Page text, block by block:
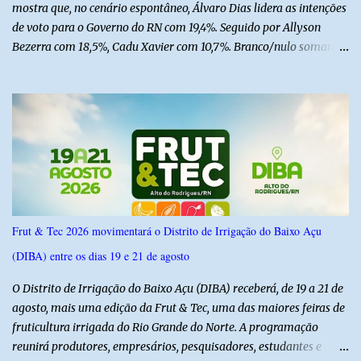
mostra que, no cenário espontâneo, Álvaro Dias lidera as intenções
de voto para o Governo do RN com 19,4%. Seguido por Allyson
Bezerra com 18,5%, Cadu Xavier com 10,7%. Branco/nulo somaram
do Norte entre os dias 18 e 22 de junho de 2026. O levantamento
possui margem de erro de 2,5 pontos percentuais e nível de
confiança de 95%. Registro no TSE: RN-09520/2026
Frut & Tec 2026 movimentará o Distrito de Irrigação do Baixo Açu
(DIBA) entre os dias 19 e 21 de agosto
O Distrito de Irrigação do Baixo Açu (DIBA) receberá, de 19 a 21 de
agosto, mais uma edição da Frut & Tec, uma das maiores feiras de
fruticultura irrigada do Rio Grande do Norte. A programação
reunirá produtores, empresários, pesquisadores, estudantes e